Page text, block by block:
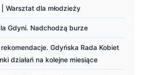
Warsztat dla młodzieży
Gdyni. Nadchodzą burze
Gdyńska Rada Kobiet
działań na kolejne miesiące